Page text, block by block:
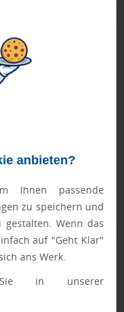
anbieten?
Ihnen passende
zu speichern und
gestalten. Wenn das
auf "Geht Klar"
ans Werk.
in unserer